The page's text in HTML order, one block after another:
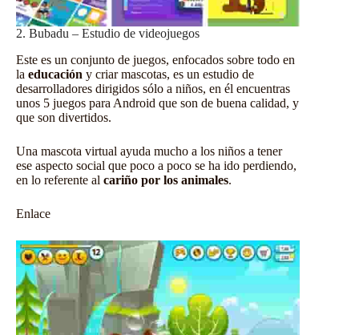
2. Bubadu – Estudio de videojuegos
Este es un conjunto de juegos, enfocados sobre todo en
la educación y criar mascotas, es un estudio de
desarrolladores dirigidos sólo a niños, en él encuentras
unos 5 juegos para Android que son de buena calidad, y
que son divertidos.
Una mascota virtual ayuda mucho a los niños a tener
ese aspecto social que poco a poco se ha ido perdiendo,
en lo referente al cariño por los animales.
Enlace